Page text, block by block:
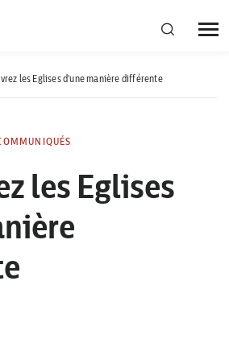
les Eglises d'une manière différente
les Eglises